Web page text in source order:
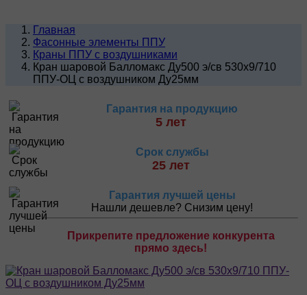
Главная
Фасонные элементы ППУ
Краны ППУ с воздушниками
Кран шаровой Балломакс Ду500 э/св 530х9/710
ППУ-ОЦ с воздушником Ду25мм
Гарантия на продукцию
5 лет
Срок службы
25 лет
Гарантия лучшей цены
Нашли дешевле? Снизим цену!
Прикрепите предложение конкурента
прямо здесь!